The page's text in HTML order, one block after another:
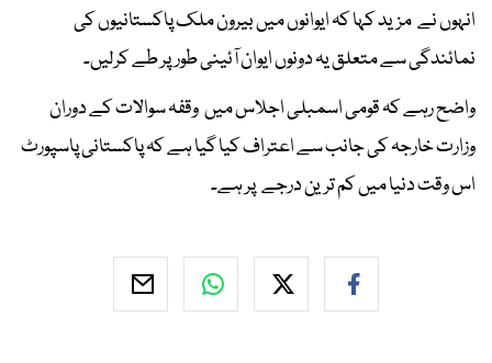
انہوں نے مزید کہا کہ ایوانوں میں بیرون ملک پاکستانیوں کی
نمائندگی سے متعلق یہ دونوں ایوان آئینی طورپر طے کرلیں۔
واضح رہے کہ قومی اسمبلی اجلاس میں وقفہ سوالات کے دوران
وزارت خارجہ کی جانب سے اعتراف کیا گیا ہے کہ پاکستانی پاسپورٹ
اس وقت دنیا میں کم ترین درجے پر ہے۔